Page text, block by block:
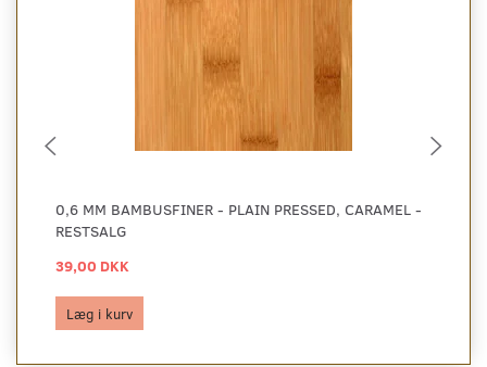
0,6 MM BAMBUSFINER - PLAIN PRESSED, CARAMEL -
RESTSALG
39,00 DKK
Læg i kurv